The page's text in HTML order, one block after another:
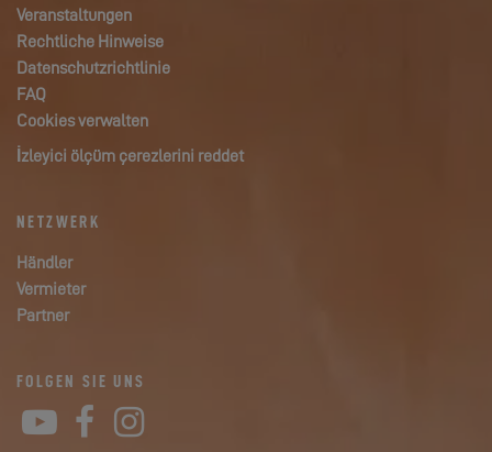
Veranstaltungen
Rechtliche Hinweise
Datenschutzrichtlinie
FAQ
Cookies verwalten
İzleyici ölçüm çerezlerini reddet
NETZWERK
Händler
Vermieter
Partner
FOLGEN SIE UNS
YouTube
Facebook
Instagram